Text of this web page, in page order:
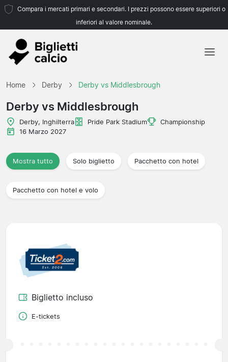
Compara i mercati primari e secondari. I prezzi possono essere superiori o
inferiori al valore nominale.
Campionati
Home Derby Derby vs Middlesbrough
Derby vs Middlesbrough
Derby, Inghilterra Pride Park Stadium
Championship
16 Marzo 2027
Mostra tutto Solo biglietto Pacchetto con hotel
Pacchetto con hotel e volo
Biglietto incluso
E-tickets